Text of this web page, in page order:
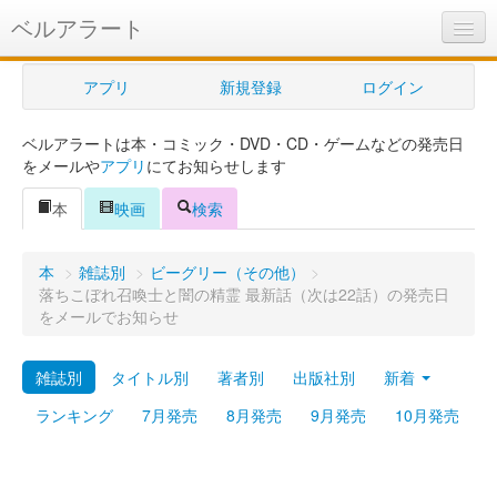
ベルアラート
ベルアラートとは
ヘルプ
新規登録
ログイン
購入管理
プレミアム
アプリ 新規登録 ログイン
ベルアラートは本・コミック・DVD・CD・ゲームなどの発売日
をメールやアプリ にてお知らせします
本
映画 検索
本 > 雑誌別 > ビーグリー（その他）
>
落ちこぼれ召喚士と闇の精霊 最新話（次は22話）の発売日
をメールでお知らせ
雑誌別 タイトル別 著者別 出版社別
新着
ランキング
7月発売 8月発売 9月発売 10月発売